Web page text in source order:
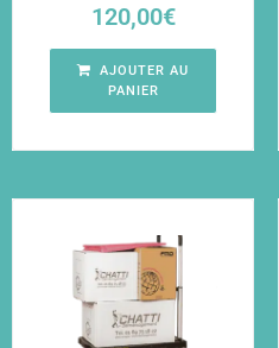
120,00€
AJOUTER AU
PANIER